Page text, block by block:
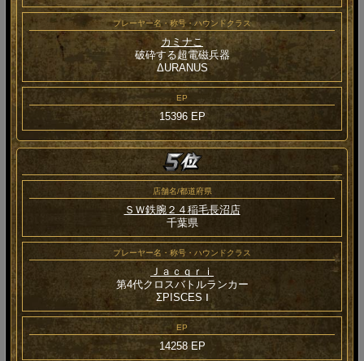
プレーヤー名・称号・ハウンドクラス
カミナこ
破砕する超電磁兵器
ΔURANUS
EP
15396 EP
店舗名/都道府県
ＳＷ鉄腕２４稲毛長沼店
千葉県
プレーヤー名・称号・ハウンドクラス
Ｊａｃｑｒｉ
第4代クロスバトルランカー
ΣPISCES Ⅰ
EP
14258 EP